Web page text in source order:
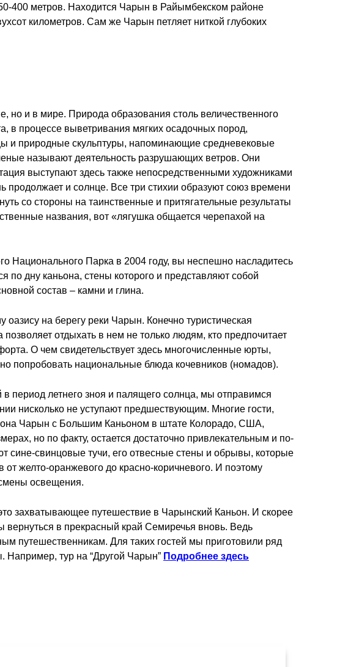
400 метров. Находится Чарын в Райымбекском районе
километров. Сам же Чарын петляет ниткой глубоких
но и в мире. Природа образования столь величественного
в процессе выветривания мягких осадочных пород,
и природные скульптуры, напоминающие средневековые
называют деятельность разрушающих ветров. Они
выступают здесь также непосредственными художниками
продолжает и солнце. Все три стихии образуют союз времени
со стороны на таинственные и притягательные результаты
названия, вот «лягушка общается черепахой на
Национального Парка в 2004 году, вы неспешно насладитесь
дну каньона, стены которого и представляют собой
состав – камни и глина.
на берегу реки Чарын. Конечно туристическая
отдыхать в нем не только людям, кто предпочитает
О чем свидетельствует здесь многочисленные юрты,
попробовать национальные блюда кочевников (номадов).
период летнего зноя и палящего солнца, мы отправимся
нисколько не уступают предшествующим. Многие гости,
Чарын с Большим Каньоном в штате Колорадо, США,
но по факту, остается достаточно привлекательным и по-
сине-свинцовые тучи, его отвесные стены и обрывы, которые
от желто-оранжевого до красно-коричневого. И поэтому
смены освещения.
захватывающее путешествие в Чарынский Каньон. И скорее
вернуться в прекрасный край Семиречья вновь. Ведь
путешественникам. Для таких гостей мы приготовили ряд
тур на “Другой Чарын” Подробнее здесь